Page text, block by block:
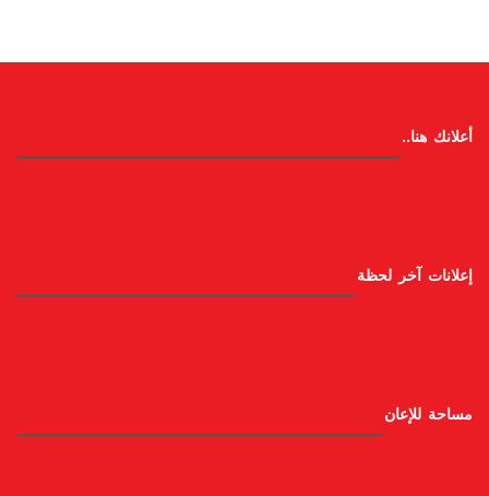
أعلانك هنا..
إعلانات آخر لحظة
مساحة للإعان